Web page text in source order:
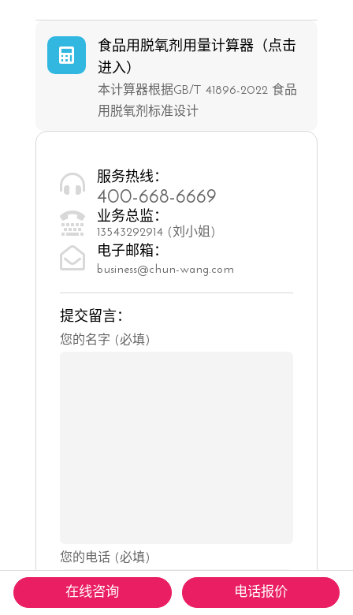

食品用脱氧剂用量计算器（点击
进入）
本计算器根据GB/T 41896-2022 食品
用脱氧剂标准设计
 服务热线：
400-668-6669
 业务总监：
13543292914 (刘小姐)
 电子邮箱：
business@chun-wang.com
提交留言：
Please
您的名字 (必填)
您的电话 (必填)
在线咨询 电话报价